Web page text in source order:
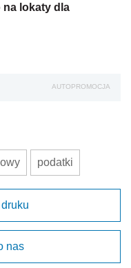
na lokaty dla
AUTOPROMOCJA
podatki
nas